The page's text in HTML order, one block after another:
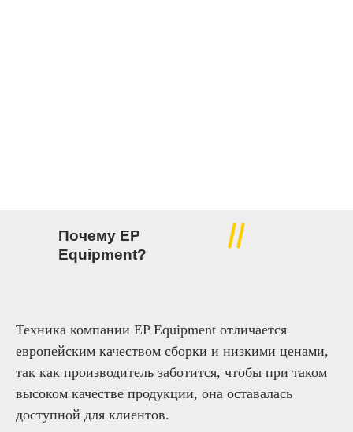
Почему EP
Equipment?
Техника компании EP Equipment отличается
европейским качеством сборки и низкими ценами,
так как производитель заботится, чтобы при таком
высоком качестве продукции, она оставалась
доступной для клиентов.